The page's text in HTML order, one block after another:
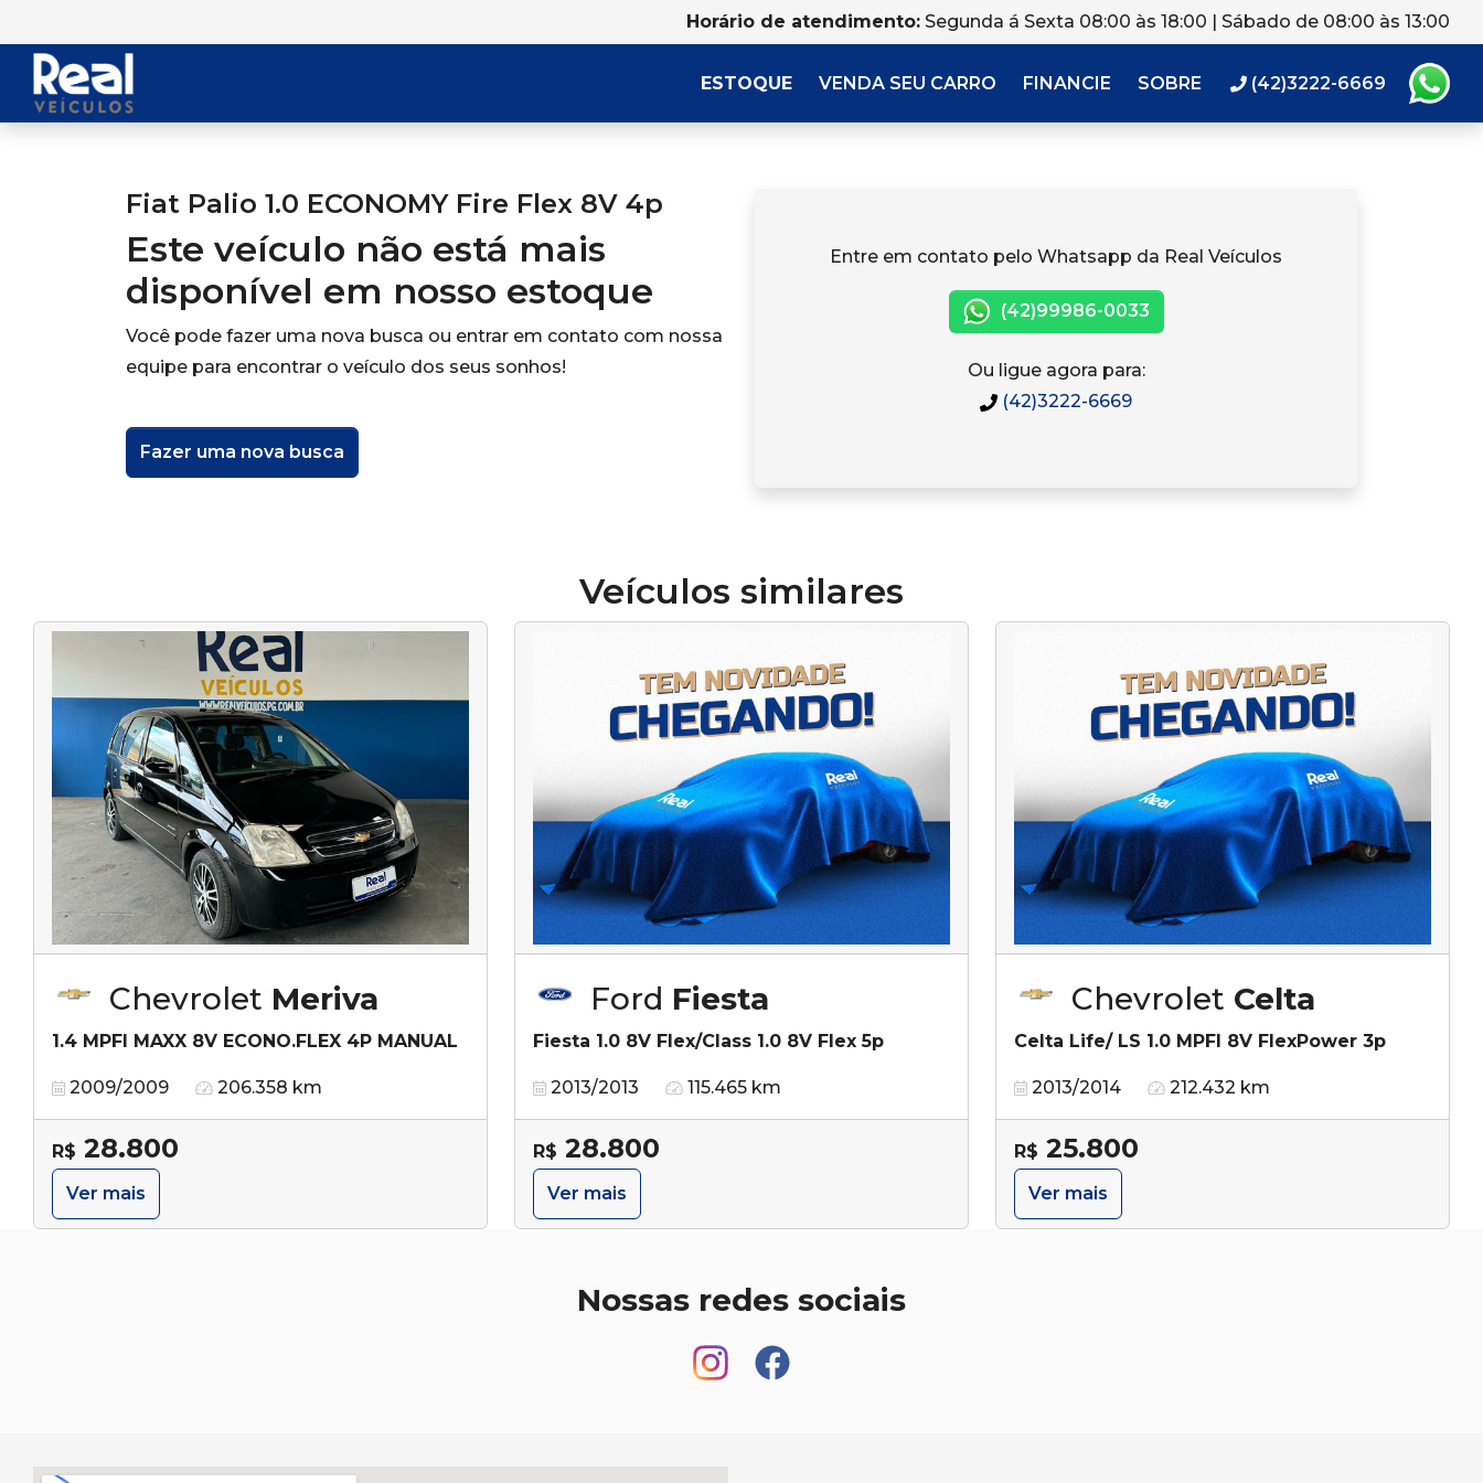
Horário de atendimento: Segunda á Sexta 08:00 às 18:00 | Sábado de 08:00 às 13:00
ESTOQUE VENDA SEU CARRO FINANCIE SOBRE (42)3222-6669
Fiat Palio 1.0 ECONOMY Fire Flex 8V 4p
Este veículo não está mais
disponível em nosso estoque
Você pode fazer uma nova busca ou entrar em contato com nossa
equipe para encontrar o veículo dos seus sonhos!
Fazer uma nova busca
Entre em contato pelo Whatsapp da Real Veículos
(42)99986-0033
Ou ligue agora para:
(42)3222-6669
Veículos similares
Chevrolet Meriva
1.4 MPFI MAXX 8V ECONO.FLEX 4P MANUAL
2009/2009 206.358 km
R$ 28.800
Ver mais
Ford Fiesta
Fiesta 1.0 8V Flex/Class 1.0 8V Flex 5p
2013/2013 115.465 km
R$ 28.800
Ver mais
Chevrolet Celta
Celta Life/ LS 1.0 MPFI 8V FlexPower 3p
2013/2014 212.432 km
R$ 25.800
Ver mais
Nossas redes sociais